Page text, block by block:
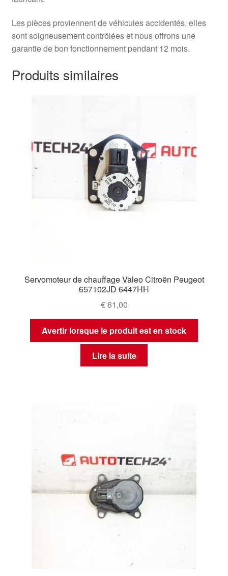
Les pièces proviennent de véhicules accidentés, elles
sont soigneusement contrôlées et nous offrons une
garantie de bon fonctionnement pendant 12 mois.
Produits similaires
Servomoteur de chauffage Valeo Citroën Peugeot
657102JD 6447HH
€61,00
Avertir lorsque le produit est en stock
Lire la suite